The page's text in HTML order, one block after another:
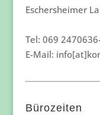
Eschersheimer
Tel: 069
E-Mail:
Bürozeiten